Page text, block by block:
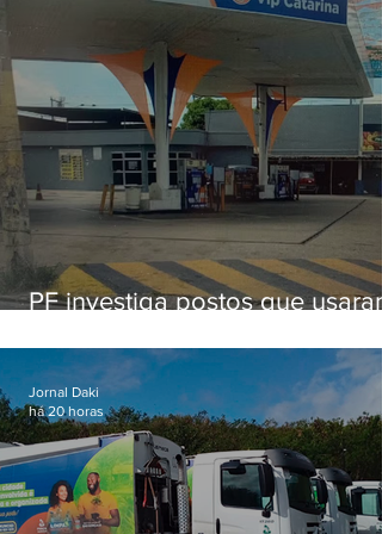
PF investiga postos que usaram
secretário morto em 2020
Jornal Daki
há 20 horas